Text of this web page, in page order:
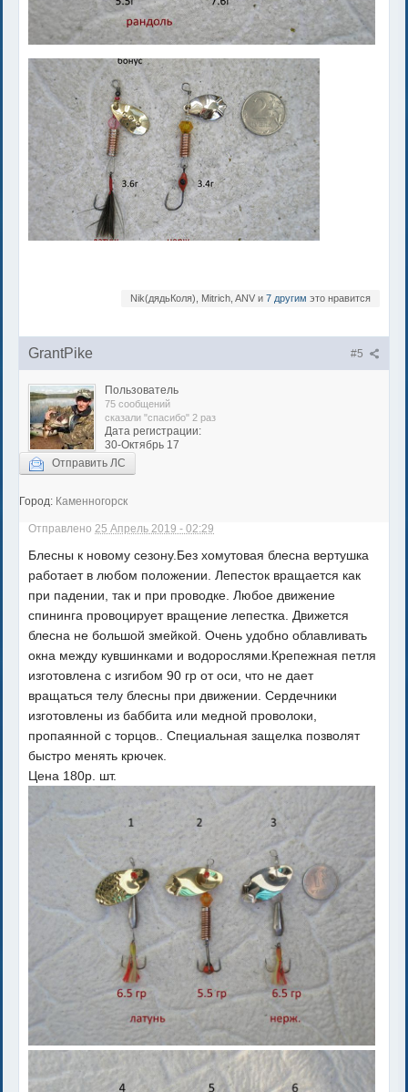
Nik(дядьКоля), Mitrich, ANV и 7 другим это нравится
#5
GrantPike
Пользователь
75 сообщений
сказали "спасибо" 2 раз
Дата регистрации:
30-Октябрь 17
Отправить ЛС
Город: Каменногорск
Отправлено25 Апрель 2019 - 02:29
Блесны к новому сезону.Без хомутовая блесна вертушка
работает в любом положении. Лепесток вращается как
при падении, так и при проводке. Любое движение
спининга провоцирует вращение лепестка. Движется
блесна не большой змейкой. Очень удобно облавливать
окна между кувшинками и водорослями.Крепежная петля
изготовлена с изгибом 90 гр от оси, что не дает
вращаться телу блесны при движении. Сердечники
изготовлены из баббита или медной проволоки,
пропаянной с торцов.. Специальная защелка позволят
быстро менять крючек.
Цена 180р. шт.